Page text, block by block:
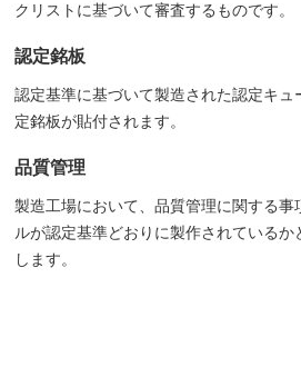
クリストに基づいて審査するものです。
認定銘板
認定基準に基づいて製造された認定キ
定銘板が貼付されます。
品質管理
製造工場において、品質管理に関する事
ルが認定基準どおりに製作されている
します。